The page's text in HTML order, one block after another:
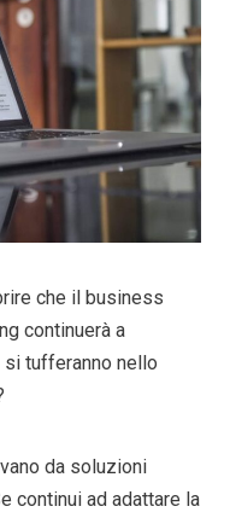
che il business
continuerà a
tufferanno nello
da soluzioni
continui ad adattare la